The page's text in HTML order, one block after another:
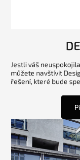
Jestli váš
můžete navštívit
řešení, které bude